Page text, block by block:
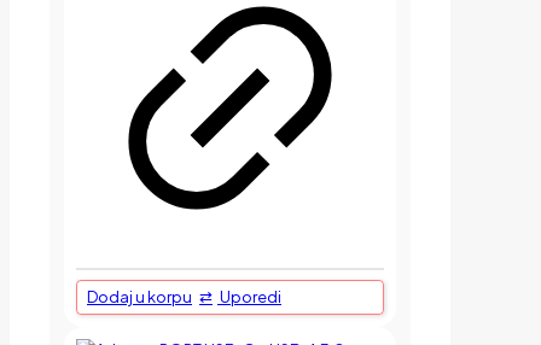
Dodaj u korpu Uporedi